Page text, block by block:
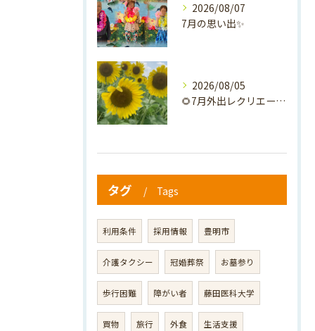
2026/08/07
7月の思い出✨
2026/08/05
🌻7月外出レクリエーション🌻
タグ Tags
利用条件 採用情報 豊明市
介護タクシー 冠婚葬祭 お墓参り
歩行困難 障がい者 藤田医科大学
買物 旅行 外食 生活支援